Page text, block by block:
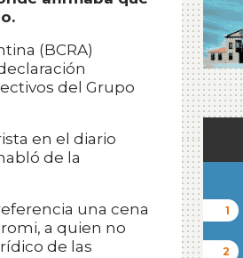
(BCRA)
del Grupo
en el diario
de la
una cena
a quien no
de las